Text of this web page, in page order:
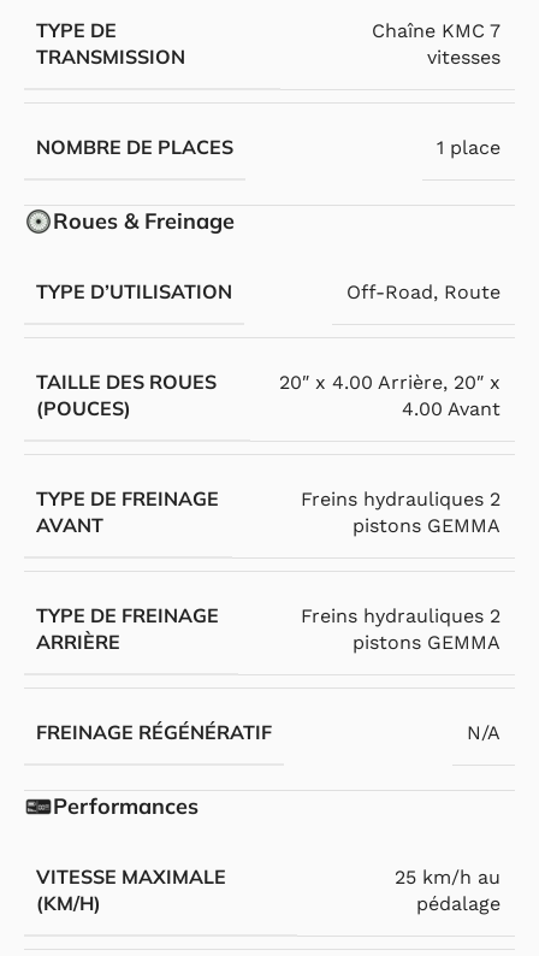
TYPE DE
TRANSMISSION
Chaîne KMC 7
vitesses
NOMBRE DE PLACES 1 place
Roues & Freinage
TYPE D’UTILISATION Off-Road, Route
TAILLE DES ROUES
(POUCES)
20″ x 4.00 Arrière, 20″ x
4.00 Avant
TYPE DE FREINAGE
AVANT
Freins hydrauliques 2
pistons GEMMA
TYPE DE FREINAGE
ARRIÈRE
Freins hydrauliques 2
pistons GEMMA
FREINAGE RÉGÉNÉRATIF N/A
Performances
VITESSE MAXIMALE
(KM/H)
25 km/h au
pédalage